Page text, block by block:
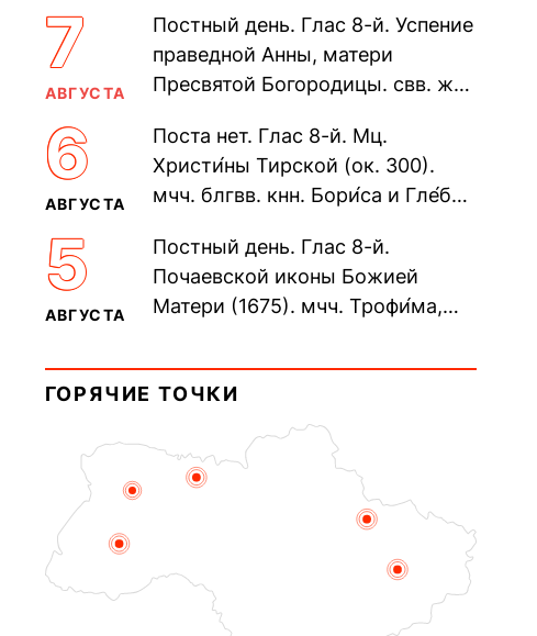
7
АВГУСТА
Постный день. Глас 8-й. Успение
праведной Анны, матери
Пресвятой Богородицы. свв. жен
прп. Евпракси́и девы,...
6
АВГУСТА
Поста нет. Глас 8-й. Мц.
Христи́ны Тирской (ок. 300).
мчч. блгвв. кнн. Бори́са и Гле́ба,
Дави́да (1015). Прп....
5
АВГУСТА
Постный день. Глас 8-й.
Почаевской иконы Божией
Матери (1675). мчч. Трофи́ма,
мучеников (284–305). прав.
воина Фео́дора...
ГОРЯЧИЕ ТОЧКИ